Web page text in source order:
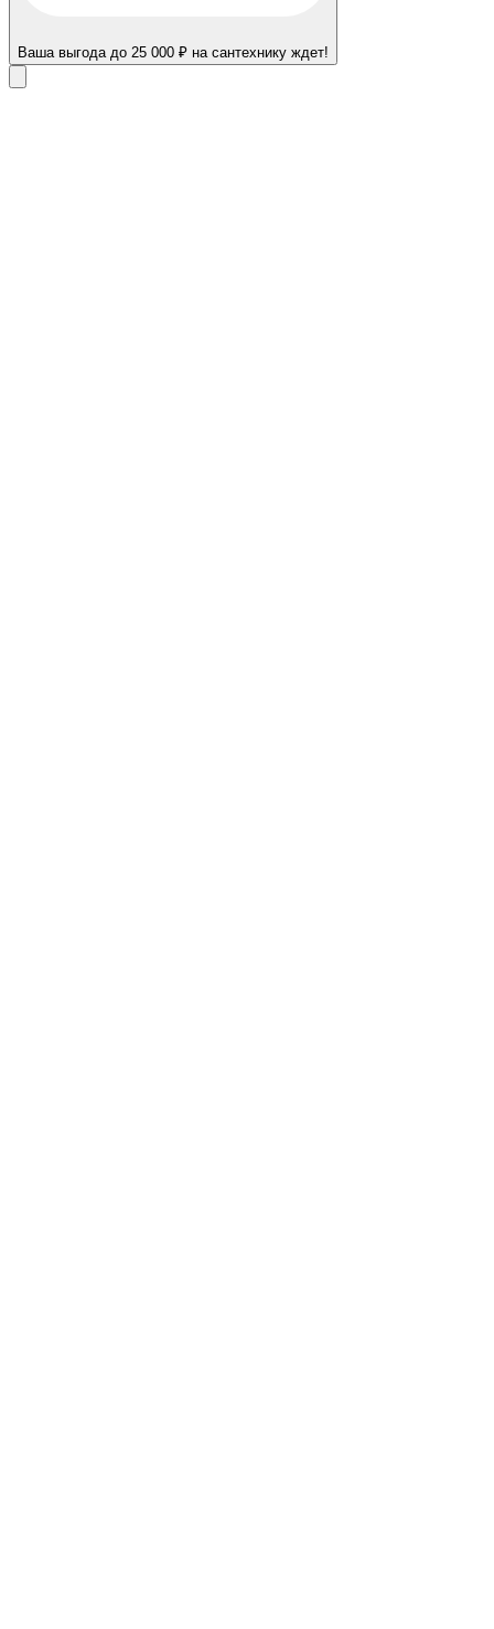
Ваша выгода до 25 000 ₽ на сантехнику ждет!